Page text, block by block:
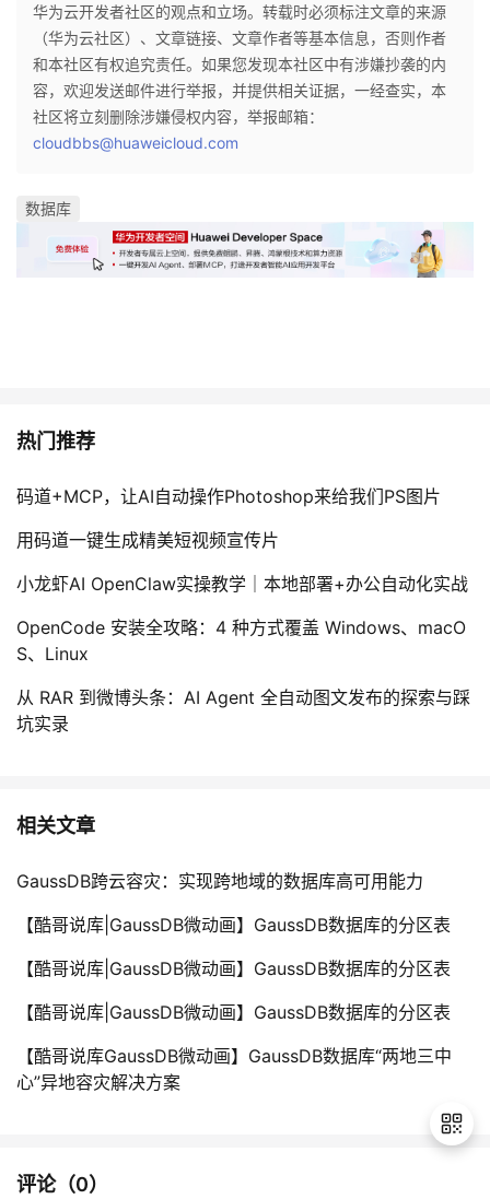
坛
圈
子
的
直
播
我
的
活
我
的
注
的
课
程
我
的
认
我
的
验
我
收
技
术
支
的
云
声
华为云开发者社区的观点和立场。转载时必须标注文章的来源
（华为云社区）、文章链接、文章作者等基本信息，否则作者
和本社区有权追究责任。如果您发现本社区中有涉嫌抄袭的内
容，欢迎发送邮件进行举报，并提供相关证据，一经查实，本
社区将立刻删除涉嫌侵权内容，举报邮箱：
cloudbbs@huaweicloud.com
数据库
热门推荐
码道+MCP，让AI自动操作Photoshop来给我们PS图片
用码道一键生成精美短视频宣传片
小龙虾AI OpenClaw实操教学｜本地部署+办公自动化实战
OpenCode 安装全攻略：4 种方式覆盖 Windows、macO
S、Linux
从 RAR 到微博头条：AI Agent 全自动图文发布的探索与踩
坑实录
相关文章
GaussDB跨云容灾：实现跨地域的数据库高可用能力
【酷哥说库|GaussDB微动画】GaussDB数据库的分区表
【酷哥说库|GaussDB微动画】GaussDB数据库的分区表
【酷哥说库|GaussDB微动画】GaussDB数据库的分区表
【酷哥说库GaussDB微动画】GaussDB数据库“两地三中
心”异地容灾解决方案
评论（0）